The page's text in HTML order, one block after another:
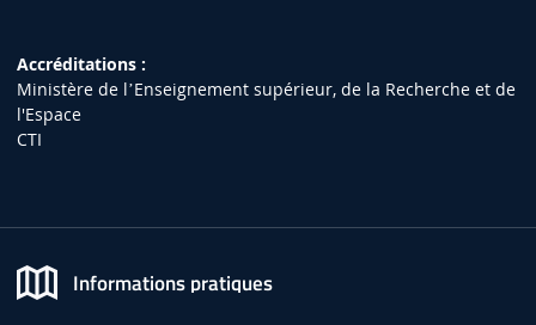
Accréditations :
Ministère de lʼEnseignement supérieur, de la Recherche et de
l'Espace
CTI
Informations pratiques